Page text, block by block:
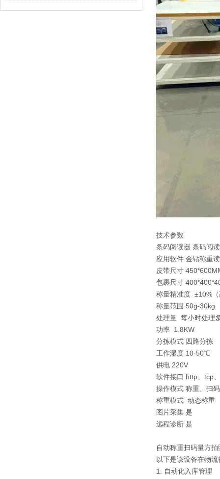
技术参数
条码阅读器 条码阅
应用软件 金钻称重
皮带尺寸
包裹尺寸
称量精准度 ±10%
称量范围 50g-30kg
处理量 每小时处理
功率 1.8KW
分拣模式 四路分拣
工作湿度 10-50℃
供电 220V
软件接口 http、tcp
操作模式 称重、扫
称重模式 动态称重
图片采集 是
远程诊断 是
自动称重扫码量方
以下是该设备在物
1. 自动化入库管理